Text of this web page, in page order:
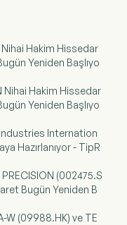
Nihai Hakim Hissedar
Yeniden Başlıyo
Nihai Hakim Hissedar
Yeniden Başlıyo
Internation
Hazırlanıyor - TipR
(002475.S
Bugün Yeniden B
W (09988.HK) ve TE